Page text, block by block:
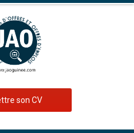
son CV